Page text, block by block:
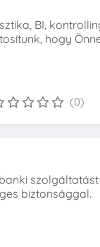
BI,
hogy
(0)
biztonsággal.